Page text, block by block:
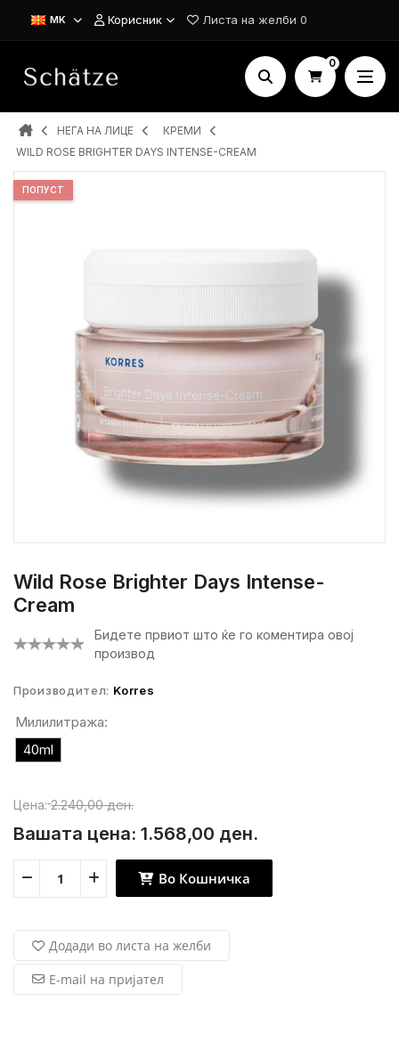
MK Корисник Листа на желби 0
0
НЕГА НА ЛИЦЕ
КРЕМИ
WILD ROSE BRIGHTER DAYS INTENSE-CREAM
ПОПУСТ
Wild Rose Brighter Days Intense-
Cream
Бидете првиот што ќе го коментира овој
производ
Производител: Korres
Милилитража:
40ml
Цена: 2.240,00 ден.
Вашата цена: 1.568,00 ден.
Во Кошничка
Додади во листа на желби
E-mail на пријател